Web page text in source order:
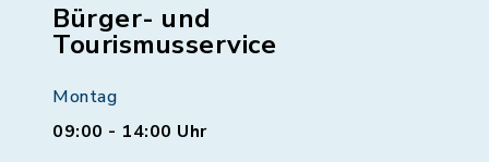
Bürger- und
Tourismusservice
Montag
09:00 - 14:00 Uhr